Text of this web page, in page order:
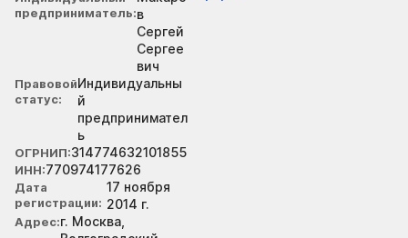
предприниматель в
Сергей
Сергее
вич
Правовой
статус
Индивидуальны
й
предпринимател
ь
ОГРНИП 314774632101855
ИНН 770974177626
Дата
регистрации
17 ноября
2014 г.
Адрес г. Москва,